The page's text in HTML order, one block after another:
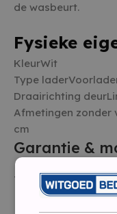
de wasbeurt.
Fysieke
KleurWit
Type
Draairichting
Afmetingen zonder
cm
Garantie &
Type
Energie- en